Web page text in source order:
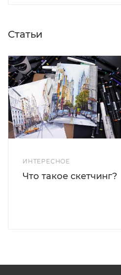
Статьи
ИНТЕРЕСНОЕ
Что такое скетчинг?